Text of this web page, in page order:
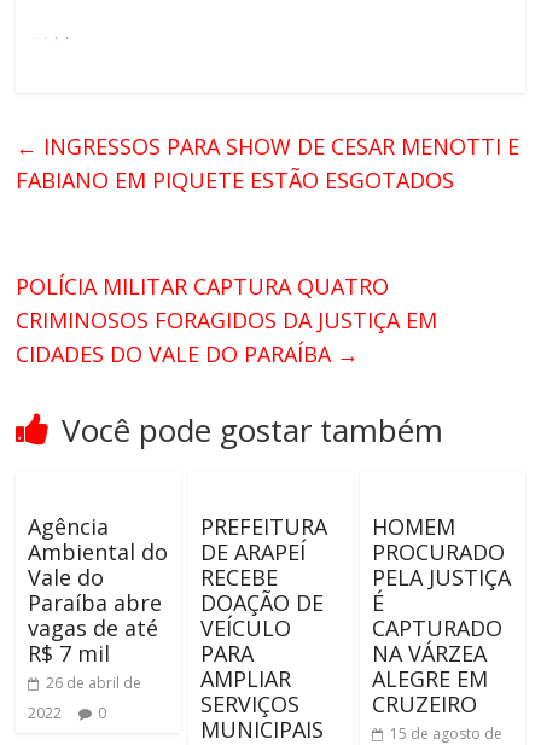
← INGRESSOS PARA SHOW DE CESAR MENOTTI E
FABIANO EM PIQUETE ESTÃO ESGOTADOS
POLÍCIA MILITAR CAPTURA QUATRO
CRIMINOSOS FORAGIDOS DA JUSTIÇA EM
CIDADES DO VALE DO PARAÍBA →
Você pode gostar também
Agência
Ambiental do
Vale do
Paraíba abre
vagas de até
R$ 7 mil
26 de abril de
2022
0
PREFEITURA
DE ARAPEÍ
RECEBE
DOAÇÃO DE
VEÍCULO
PARA
AMPLIAR
SERVIÇOS
MUNICIPAIS
HOMEM
PROCURADO
PELA JUSTIÇA
É
CAPTURADO
NA VÁRZEA
ALEGRE EM
CRUZEIRO
15 de agosto de